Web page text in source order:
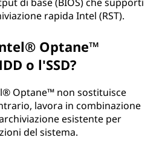
rapida Intel (RST).
Optane™
o l'SSD?
Optane™ non sostituisce
lavora in combinazione
esistente per
del sistema.